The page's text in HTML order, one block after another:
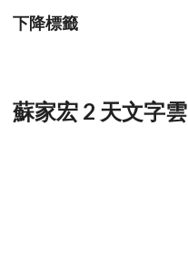
下降標籤
蘇家宏 2 天文字雲